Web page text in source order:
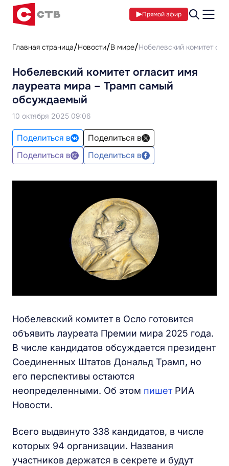
Прямой эфир
Главная страница Новости В мире Нобелевский комитет
Нобелевский комитет огласит имя
лауреата мира – Трамп самый
обсуждаемый
10 октября 2025 09:06
Поделиться в
Поделиться в
Поделиться в
Поделиться в
Нобелевский комитет в Осло готовится
объявить лауреата Премии мира 2025 года.
В числе кандидатов обсуждается президент
Соединенных Штатов Дональд Трамп, но
его перспективы остаются
неопределенными. Об этом пишет РИА
Новости.
Всего выдвинуто 338 кандидатов, в числе
которых 94 организации. Названия
участников держатся в секрете и будут